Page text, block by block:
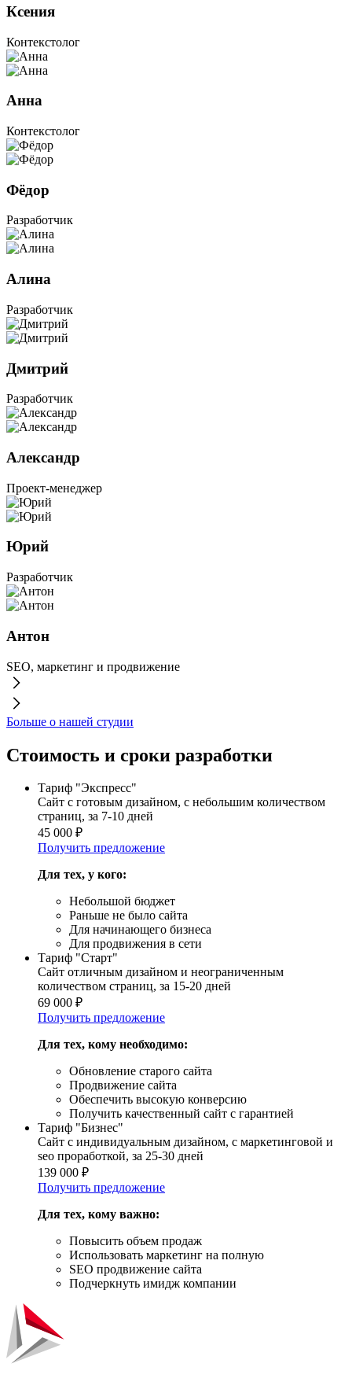
Ксения
Контекстолог
Анна
Контекстолог
Фёдор
Разработчик
Алина
Разработчик
Дмитрий
Разработчик
Александр
Проект-менеджер
Юрий
Разработчик
Антон
SEO, маркетинг и продвижение
Больше о нашей студии
Стоимость и сроки разработки
Тариф "Экспресс"
Сайт с готовым дизайном, с небольшим количеством
страниц, за 7-10 дней
45 000 ₽
Получить предложение
Для тех, у кого:
Небольшой бюджет
Раньше не было сайта
Для начинающего бизнеса
Для продвижения в сети
Тариф "Старт"
Сайт отличным дизайном и неограниченным
количеством страниц, за 15-20 дней
69 000 ₽
Получить предложение
Для тех, кому необходимо:
Обновление старого сайта
Продвижение сайта
Обеспечить высокую конверсию
Получить качественный сайт с гарантией
Тариф "Бизнес"
Сайт с индивидуальным дизайном, с маркетинговой и
seo проработкой, за 25-30 дней
139 000 ₽
Получить предложение
Для тех, кому важно:
Повысить объем продаж
Использовать маркетинг на полную
SEO продвижение сайта
Подчеркнуть имидж компании